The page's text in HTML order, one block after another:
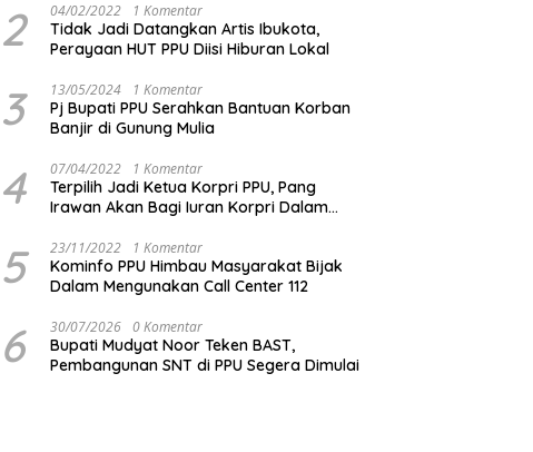
2 04/02/2022 1 Komentar
Tidak Jadi Datangkan Artis Ibukota,
Perayaan HUT PPU Diisi Hiburan Lokal
3 13/05/2024 1 Komentar
Pj Bupati PPU Serahkan Bantuan Korban
Banjir di Gunung Mulia
4 07/04/2022 1 Komentar
Terpilih Jadi Ketua Korpri PPU, Pang
Irawan Akan Bagi Iuran Korpri Dalam
5 23/11/2022 1 Komentar
Kominfo PPU Himbau Masyarakat Bijak
Dalam Mengunakan Call Center 112
6 30/07/2026 0 Komentar
Bupati Mudyat Noor Teken BAST,
Pembangunan SNT di PPU Segera Dimulai